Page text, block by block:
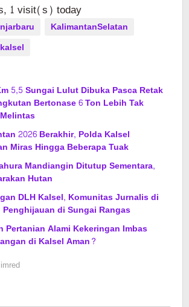
1 visit(s) today
KalimantanSelatan
5,5 Sungai Lulut Dibuka Pasca Retak
Bertonase 6 Ton Lebih Tak
2026 Berakhir, Polda Kalsel
Miras Hingga Beberapa Tuak
Mandiangin Ditutup Sementara,
Hutan
DLH Kalsel, Komunitas Jurnalis di
di Sungai Rangas
Pertanian Alami Kekeringan Imbas
di Kalsel Aman?